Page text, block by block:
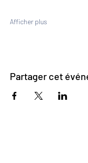
Afficher plus
Partager cet